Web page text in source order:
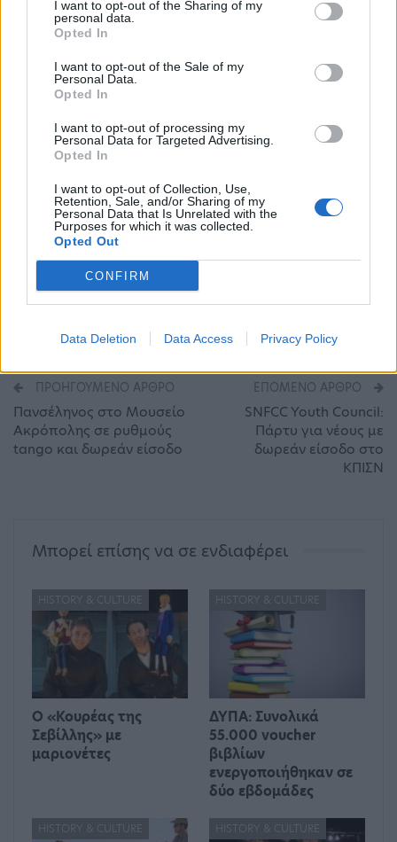
I want to opt-out of the Sharing of my
personal data.
Opted In
I want to opt-out of the Sale of my
Personal Data.
Opted In
I want to opt-out of processing my
Personal Data for Targeted Advertising.
Opted In
I want to opt-out of Collection, Use,
Retention, Sale, and/or Sharing of my
Personal Data that Is Unrelated with the
Purposes for which it was collected.
Opted Out
CONFIRM
Data Deletion Data Access Privacy Policy
πρωτοπαρουσιάστηκε με μεγάλη επιτυχία τον
Ιούνιο του 2018 στο
Μουσκάτο, ένας από τους πιο σημαντικούς
Ιταλούς σκηνοθέτες όπερας της νεότερης γενιάς,
ο οποίος έχει διακριθεί κυρίως σε έργα Βέρντι
και Πουτσίνι. Έχει υπογράψει ιδιαιτέρως
επιτυχημένες παραγωγές στη Σκάλα του Μιλάνου,
καθώς και σε άλλα κορυφαία ιταλικά λυρικά
θέατρα, όπως μεταξύ άλλων σε Ρώμη, Βενετία,
Φλωρεντία, Τορίνο κ.α.
ΠΡΟΗΓΟΎΜΕΝΟ ΆΡΘΡΟ
Πανσέληνος στο Μουσείο
Ακρόπολης σε ρυθμούς
tango και δωρεάν είσοδο
ΕΠΌΜΕΝΟ ΆΡΘΡΟ
SNFCC Youth Council:
Πάρτυ για νέους με
δωρεάν είσοδο στο
ΚΠΙΣΝ
Μπορεί επίσης να σε ενδιαφέρει
HISTORY & CULTURE
Ο «Κουρέας της
Σεβίλλης» με
μαριονέτες
HISTORY & CULTURE
ΔΥΠΑ: Συνολικά
55.000 voucher
βιβλίων
ενεργοποιήθηκαν σε
δύο εβδομάδες
HISTORY & CULTURE HISTORY & CULTURE